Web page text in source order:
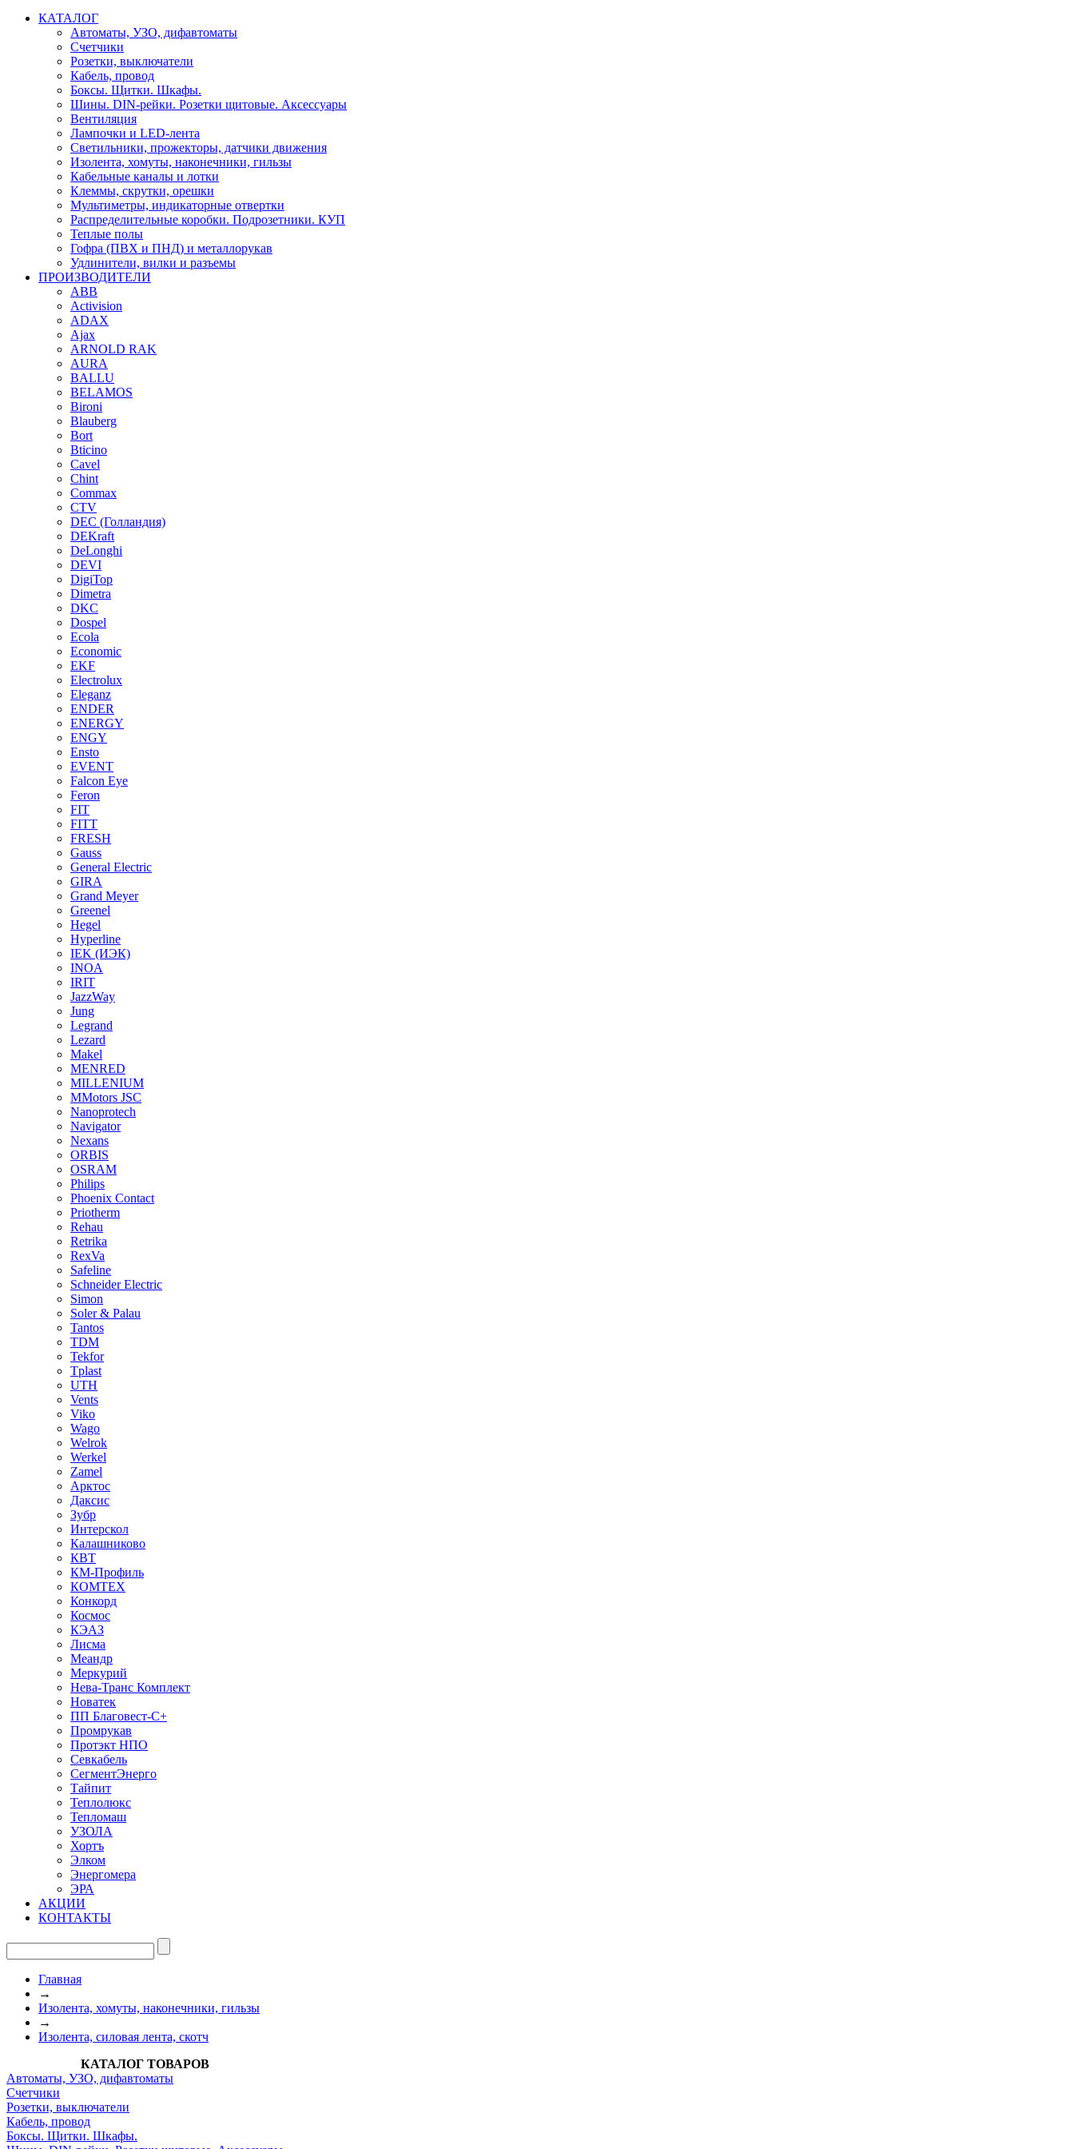
КАТАЛОГ
Автоматы, УЗО, дифавтоматы
Счетчики
Розетки, выключатели
Кабель, провод
Боксы. Щитки. Шкафы.
Шины. DIN-рейки. Розетки щитовые. Аксессуары
Вентиляция
Лампочки и LED-лента
Светильники, прожекторы, датчики движения
Изолента, хомуты, наконечники, гильзы
Кабельные каналы и лотки
Клеммы, скрутки, орешки
Мультиметры, индикаторные отвертки
Распределительные коробки. Подрозетники. КУП
Теплые полы
Гофра (ПВХ и ПНД) и металлорукав
Удлинители, вилки и разъемы
ПРОИЗВОДИТЕЛИ
ABB
Activision
ADAX
Ajax
ARNOLD RAK
AURA
BALLU
BELAMOS
Bironi
Blauberg
Bort
Bticino
Cavel
Chint
Commax
CTV
DEC (Голландия)
DEKraft
DeLonghi
DEVI
DigiTop
Dimetra
DKC
Dospel
Ecola
Economic
EKF
Electrolux
Eleganz
ENDER
ENERGY
ENGY
Ensto
EVENT
Falcon Eye
Feron
FIT
FITT
FRESH
Gauss
General Electric
GIRA
Grand Meyer
Greenel
Hegel
Hyperline
IEK (ИЭК)
INOA
IRIT
JazzWay
Jung
Legrand
Lezard
Makel
MENRED
MILLENIUM
MMotors JSC
Nanoprotech
Navigator
Nexans
ORBIS
OSRAM
Philips
Phoenix Contact
Priotherm
Rehau
Retrika
RexVa
Safeline
Schneider Electric
Simon
Soler & Palau
Tantos
TDM
Tekfor
Tplast
UTH
Vents
Viko
Wago
Welrok
Werkel
Zamel
Арктос
Даксис
Зубр
Интерскол
Калашниково
КВТ
КМ-Профиль
КОМТЕХ
Конкорд
Космос
КЭАЗ
Лисма
Меандр
Меркурий
Нева-Транс Комплект
Новатек
ПП Благовест-С+
Промрукав
Протэкт НПО
Севкабель
СегментЭнерго
Тайпит
Теплолюкс
Тепломаш
УЗОЛА
Хортъ
Элком
Энергомера
ЭРА
АКЦИИ
КОНТАКТЫ
Главная
→
Изолента, хомуты, наконечники, гильзы
→
Изолента, силовая лента, скотч
КАТАЛОГ ТОВАРОВ
Автоматы, УЗО, дифавтоматы
Счетчики
Розетки, выключатели
Кабель, провод
Боксы. Щитки. Шкафы.